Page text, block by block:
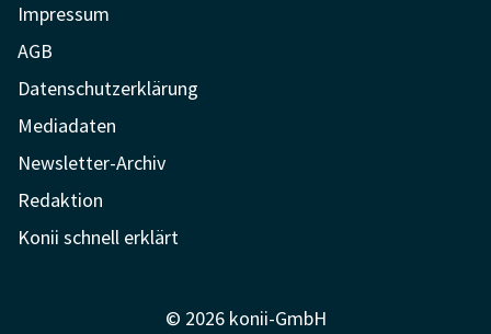
Impressum
AGB
Datenschutzerklärung
Mediadaten
Newsletter-Archiv
Redaktion
Konii schnell erklärt
© 2026 konii-GmbH